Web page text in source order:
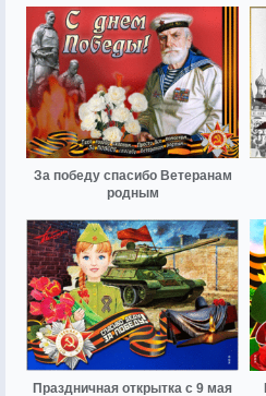
За победу спасибо Ветеранам
родным
Праздничная открытка с 9 мая